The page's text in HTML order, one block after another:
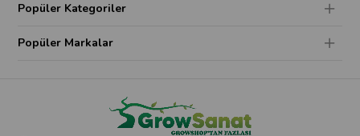
Popüler Kategoriler
Popüler Markalar